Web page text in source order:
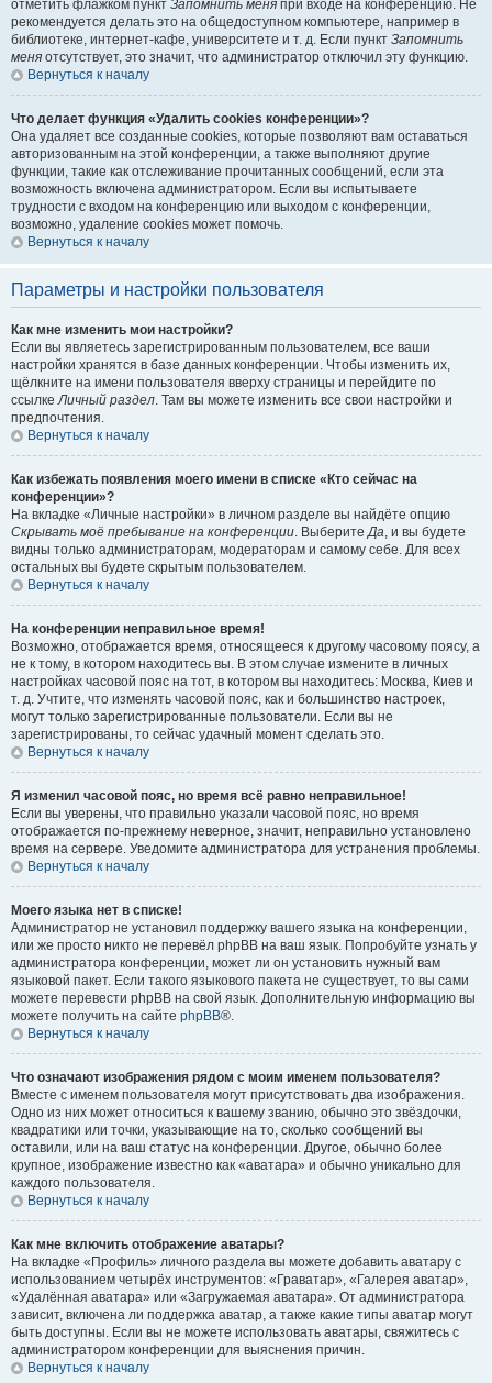
отметить флажком пункт Запомнить меня при входе на конференцию. Не
рекомендуется делать это на общедоступном компьютере, например в
библиотеке, интернет-кафе, университете и т. д. Если пункт Запомнить
меня отсутствует, это значит, что администратор отключил эту функцию.
Вернуться к началу
Что делает функция «Удалить cookies конференции»?
Она удаляет все созданные cookies, которые позволяют вам оставаться
авторизованным на этой конференции, а также выполняют другие
функции, такие как отслеживание прочитанных сообщений, если эта
возможность включена администратором. Если вы испытываете
трудности с входом на конференцию или выходом с конференции,
возможно, удаление cookies может помочь.
Вернуться к началу
Параметры и настройки пользователя
Как мне изменить мои настройки?
Если вы являетесь зарегистрированным пользователем, все ваши
настройки хранятся в базе данных конференции. Чтобы изменить их,
щёлкните на имени пользователя вверху страницы и перейдите по
ссылкеЛичный раздел. Там вы можете изменить все свои настройки и
предпочтения.
Вернуться к началу
Как избежать появления моего имени в списке «Кто сейчас на
конференции»?
На вкладке «Личные настройки» в личном разделе вы найдёте опцию
Скрывать моё пребывание на конференции. ВыберитеДа, и вы будете
видны только администраторам, модераторам и самому себе. Для всех
остальных вы будете скрытым пользователем.
Вернуться к началу
На конференции неправильное время!
Возможно, отображается время, относящееся к другому часовому поясу, а
не к тому, в котором находитесь вы. В этом случае измените в личных
настройках часовой пояс на тот, в котором вы находитесь: Москва, Киев и
т. д. Учтите, что изменять часовой пояс, как и большинство настроек,
могут только зарегистрированные пользователи. Если вы не
зарегистрированы, то сейчас удачный момент сделать это.
Вернуться к началу
Я изменил часовой пояс, но время всё равно неправильное!
Если вы уверены, что правильно указали часовой пояс, но время
отображается по-прежнему неверное, значит, неправильно установлено
время на сервере. Уведомите администратора для устранения проблемы.
Вернуться к началу
Моего языка нет в списке!
Администратор не установил поддержку вашего языка на конференции,
или же просто никто не перевёл phpBB на ваш язык. Попробуйте узнать у
администратора конференции, может ли он установить нужный вам
языковой пакет. Если такого языкового пакета не существует, то вы сами
можете перевести phpBB на свой язык. Дополнительную информацию вы
можете получить на сайте phpBB®.
Вернуться к началу
Что означают изображения рядом с моим именем пользователя?
Вместе с именем пользователя могут присутствовать два изображения.
Одно из них может относиться к вашему званию, обычно это звёздочки,
квадратики или точки, указывающие на то, сколько сообщений вы
оставили, или на ваш статус на конференции. Другое, обычно более
крупное, изображение известно как «аватара» и обычно уникально для
каждого пользователя.
Вернуться к началу
Как мне включить отображение аватары?
На вкладке «Профиль» личного раздела вы можете добавить аватару с
использованием четырёх инструментов: «Граватар», «Галерея аватар»,
«Удалённая аватара» или «Загружаемая аватара». От администратора
зависит, включена ли поддержка аватар, а также какие типы аватар могут
быть доступны. Если вы не можете использовать аватары, свяжитесь с
администратором конференции для выяснения причин.
Вернуться к началу